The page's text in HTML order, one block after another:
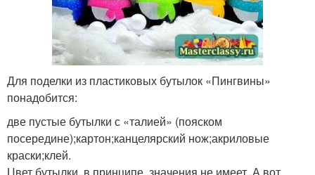
Для поделки из пластиковых бутылок «Пингвины»
понадобится:
две пустые бутылки с «талией» (пояском
посередине);картон;канцелярский нож;акриловые
краски;клей.
Цвет бутылки, в принципе, значения не имеет. А вот